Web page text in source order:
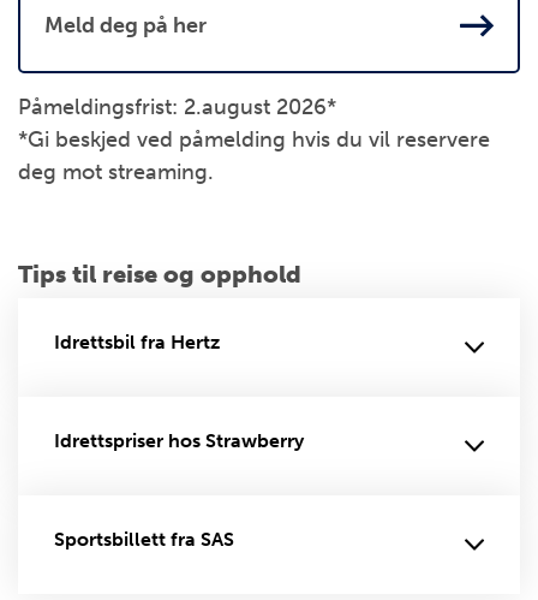
Meld deg på her
Påmeldingsfrist: 2.august 2026*
*Gi beskjed ved påmelding hvis du vil reservere
deg mot streaming.
Tips til reise og opphold
Idrettsbil fra Hertz
Idrettspriser hos Strawberry
Sportsbillett fra SAS